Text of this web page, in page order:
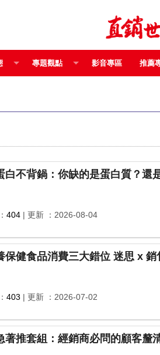
專題觀點 影音專區 推薦
白不背鍋：你缺的是蛋白質？還
404 | 更新 ：2026-08-04
〈產品線上〉營養保健
403 | 更新 ：2026-07-02
著推套組：經銷商必問的顧客釐